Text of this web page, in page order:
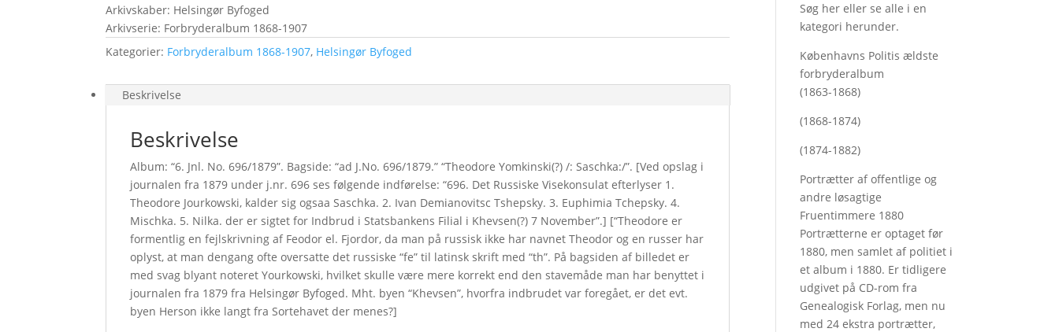
Arkivskaber: Helsingør Byfoged
Arkivserie: Forbryderalbum 1868-1907
Kategorier: Forbryderalbum 1868-1907, Helsingør Byfoged
Beskrivelse
Beskrivelse
Album: “6. Jnl. No. 696/1879”. Bagside: “ad J.No. 696/1879.” “Theodore Yomkinski(?) /: Saschka:/”. [Ved opslag i
journalen fra 1879 under j.nr. 696 ses følgende indførelse: “696. Det Russiske Visekonsulat efterlyser 1.
Theodore Jourkowski, kalder sig ogsaa Saschka. 2. Ivan Demianovitsc Tshepsky. 3. Euphimia Tchepsky. 4.
Mischka. 5. Nilka. der er sigtet for Indbrud i Statsbankens Filial i Khevsen(?) 7 November”.] [“Theodore er
formentlig en fejlskrivning af Feodor el. Fjordor, da man på russisk ikke har navnet Theodor og en russer har
oplyst, at man dengang ofte oversatte det russiske “fe” til latinsk skrift med “th”. På bagsiden af billedet er
med svag blyant noteret Yourkowski, hvilket skulle være mere korrekt end den stavemåde man har benyttet i
journalen fra 1879 fra Helsingør Byfoged. Mht. byen “Khevsen”, hvorfra indbrudet var foregået, er det evt.
byen Herson ikke langt fra Sortehavet der menes?]
Søg her eller se alle i en
kategori herunder.
Københavns Politis ældste
forbryderalbum
(1863-1868)
(1868-1874)
(1874-1882)
Portrætter af offentlige og
andre løsagtige
Fruentimmere 1880
Portrætterne er optaget før
1880, men samlet af politiet i
et album i 1880. Er tidligere
udgivet på CD-rom fra
Genealogisk Forlag, men nu
med24 ekstra portrætter,